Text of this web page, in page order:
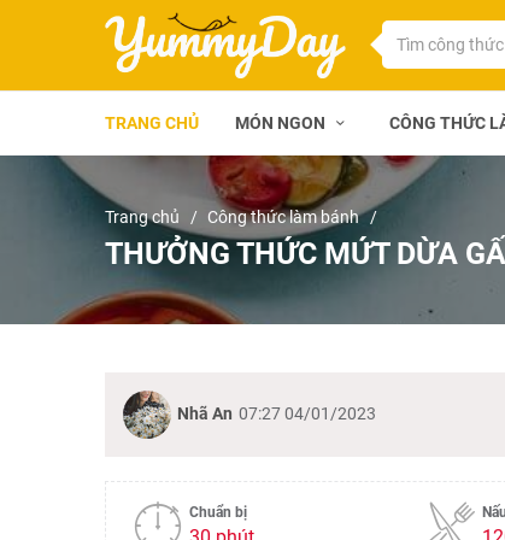
TRANG CHỦ MÓN NGON CÔNG THỨC
Trang chủ Công thức làm bánh
THƯỞNG THỨC MỨT DỪA
Nhã An 07:27 04/01/2023
Chuẩn bị